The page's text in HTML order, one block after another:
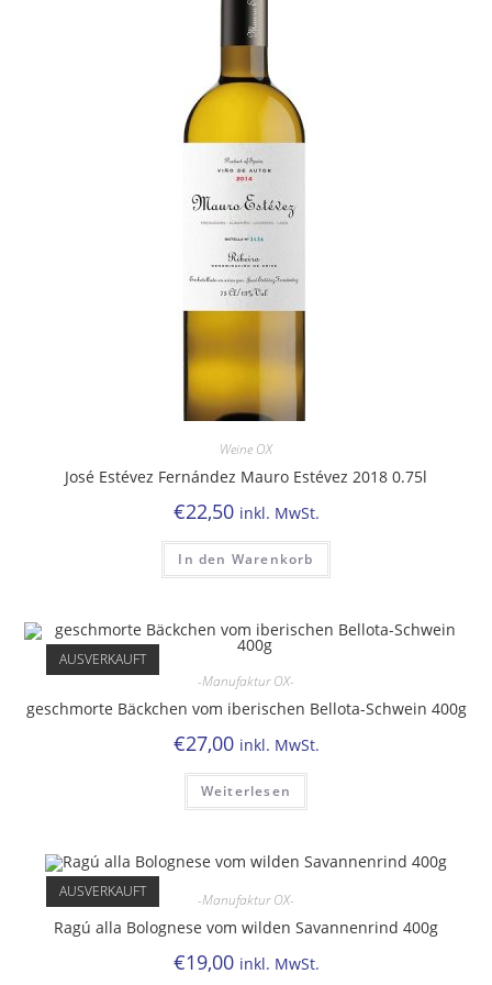
Weine OX
José Estévez Fernández Mauro Estévez 2018 0.75l
€22,50 inkl. MwSt.
In den Warenkorb
AUSVERKAUFT
-Manufaktur OX-
geschmorte Bäckchen vom iberischen Bellota-Schwein 400g
€27,00 inkl. MwSt.
Weiterlesen
AUSVERKAUFT -Manufaktur OX-
Ragú alla Bolognese vom wilden Savannenrind 400g
€19,00 inkl. MwSt.